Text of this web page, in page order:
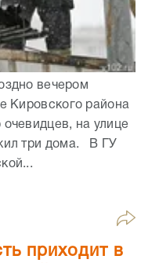
вечером
Кировского района
на улице
три дома. В ГУ
приходит в